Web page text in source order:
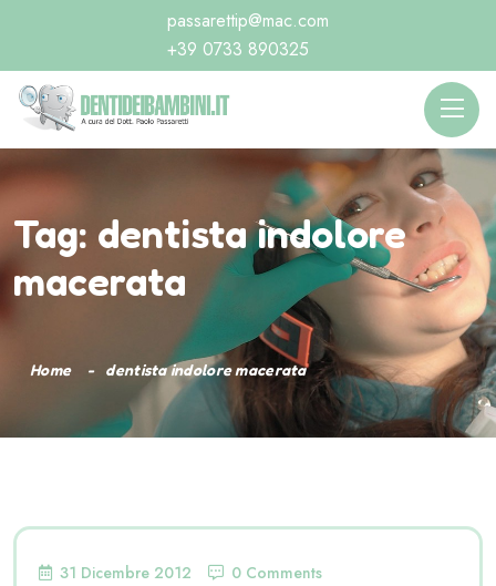
passarettip@mac.com
+39 0733 890325
Tag: dentista indolore
macerata
Home dentista indolore macerata
31 Dicembre 2012 0 Comments